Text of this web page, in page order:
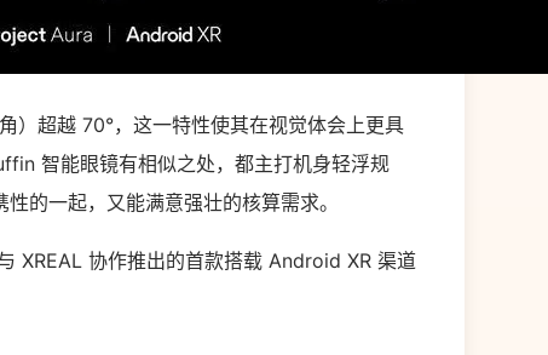
）超越 70°，这一特性使其在视觉体会上更具
智能眼镜有相似之处，都主打机身轻浮规
的一起，又能满意强壮的核算需求。
XREAL 协作推出的首款搭载 Android XR 渠道